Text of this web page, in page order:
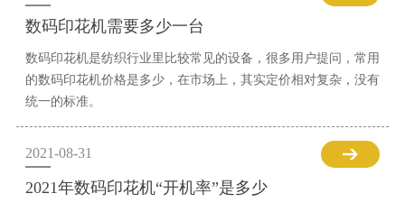
数码印花机需要多少一台
数码印花机是纺织行业里比较常见的设备，很多用户提问，常用
的数码印花机价格是多少，在市场上，其实定价相对复杂，没有
统一的标准。
2021-08-31
2021年数码印花机“开机率”是多少